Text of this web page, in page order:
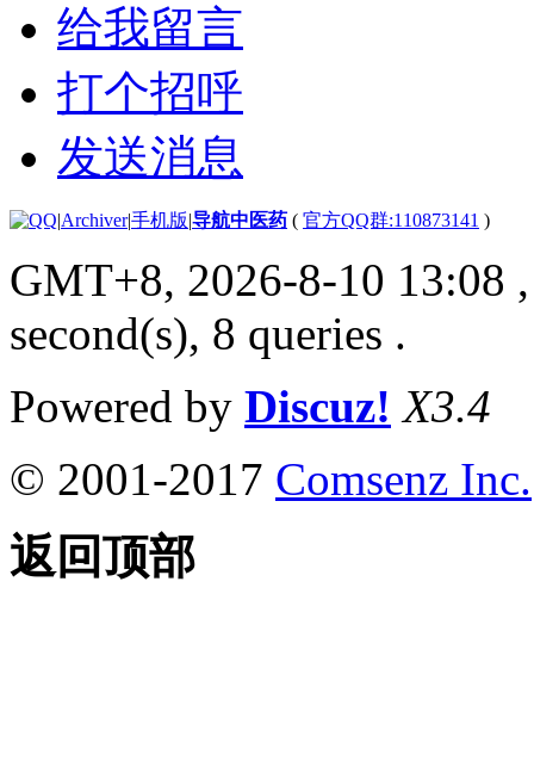
给我留言
打个招呼
发送消息
|Archiver|手机版|导航中医药 ( 官方QQ群:110873141 )
GMT+8, 2026-8-10 13:08
second(s), 8 queries .
Powered by Discuz! X3.4
© 2001-2017 Comsenz Inc.
返回顶部